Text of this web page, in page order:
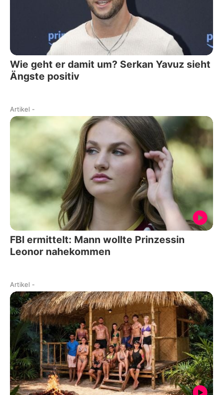
Wie geht er damit um? Serkan Yavuz sieht
Ängste positiv
Artikel -
FBI ermittelt: Mann wollte Prinzessin
Leonor nahekommen
Artikel -